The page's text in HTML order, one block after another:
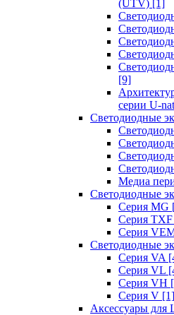
(UTV) [1]
[9]
серии U-
Светодиодные
Медиа
Светодиодные
Серия MG
Серия TXF
Серия
Светодиодные
Серия VA
Серия VL
Серия VH
Серия V [1]
Аксессуары для